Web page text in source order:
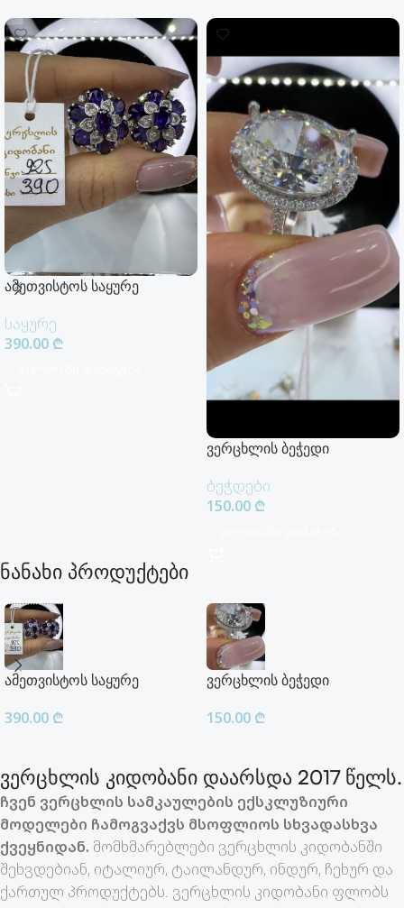
ამეთვისტოს საყურე
საყურე
390.00 ₾
ვერცხლის ბეჭედი
ბეჭდები
150.00 ₾
ნანახი პროდუქტები
ამეთვისტოს საყურე
390.00 ₾
ვერცხლის ბეჭედი
150.00 ₾
ვერცხლის კიდობანი დაარსდა 2017 წელს.
ჩვენ ვერცხლის სამკაულების ექსკლუზიური
მოდელები ჩამოგვაქვს მსოფლიოს სხვადასხვა
ქვეყნიდან. მომხმარებლები ვერცხლის კიდობანში
შეხვდებიან, იტალიურ, ტაილანდურ, ინდურ, ჩეხურ და
ქართულ პროდუქტებს. ვერცხლის კიდობანი ფლობს